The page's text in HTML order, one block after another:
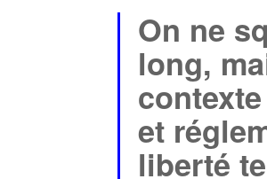
On ne
long,
et
liberté